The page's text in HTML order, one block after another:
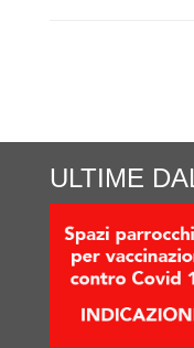
ULTIME